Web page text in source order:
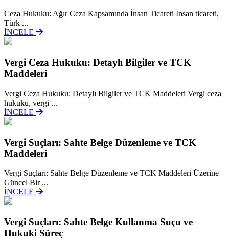
Ceza Hukuku: Ağır Ceza Kapsamında İnsan Ticareti İnsan ticareti,
Türk ...
İNCELE
Vergi Ceza Hukuku: Detaylı Bilgiler ve TCK
Maddeleri
Vergi Ceza Hukuku: Detaylı Bilgiler ve TCK Maddeleri Vergi ceza
hukuku, vergi ...
İNCELE
Vergi Suçları: Sahte Belge Düzenleme ve TCK
Maddeleri
Vergi Suçları: Sahte Belge Düzenleme ve TCK Maddeleri Üzerine
Güncel Bir ...
İNCELE
Vergi Suçları: Sahte Belge Kullanma Suçu ve
Hukuki Süreç